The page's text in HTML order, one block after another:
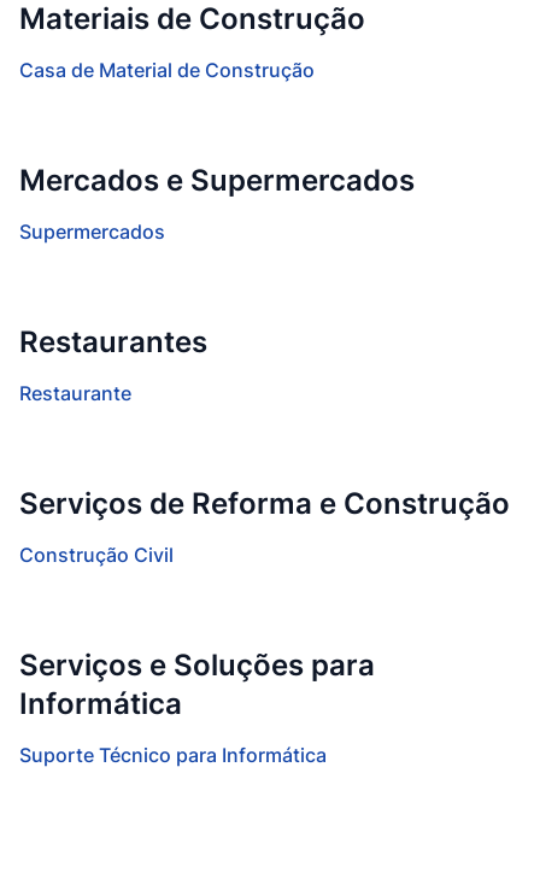
Materiais de Construção
Casa de Material de Construção
Mercados e Supermercados
Supermercados
Restaurantes
Restaurante
Serviços de Reforma e Construção
Construção Civil
Serviços e Soluções para
Informática
Suporte Técnico para Informática